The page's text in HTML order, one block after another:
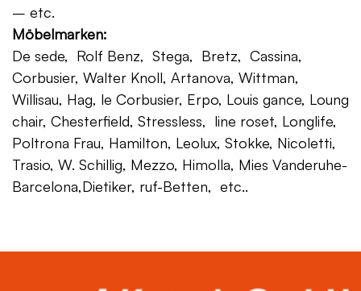
– etc.
Möbelmarken:
De sede, Rolf Benz, Stega, Bretz, Cassina,
Corbusier, Walter Knoll, Artanova, Wittman,
Willisau, Hag, le Corbusier, Erpo, Louis gance, Loung
chair, Chesterfield, Stressless, line roset, Longlife,
Poltrona Frau, Hamilton, Leolux, Stokke, Nicoletti,
Trasio, W. Schillig, Mezzo, Himolla, Mies Vanderuhe-
Barcelona,Dietiker, ruf-Betten, etc..